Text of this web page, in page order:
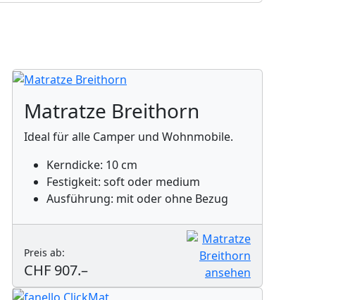
Matratze Breithorn
Ideal für alle Camper und Wohnmobile.
Kerndicke: 10 cm
Festigkeit: soft oder medium
Ausführung: mit oder ohne Bezug
Preis ab:
CHF 907.–